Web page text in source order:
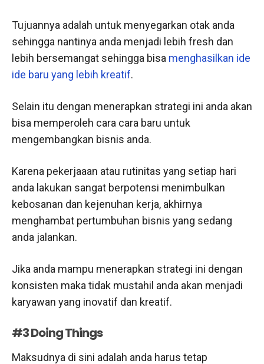
Tujuannya adalah untuk menyegarkan otak anda
sehingga nantinya anda menjadi lebih fresh dan
lebih bersemangat sehingga bisa menghasilkan ide
ide baru yang lebih kreatif.
Selain itu dengan menerapkan strategi ini anda akan
bisa memperoleh cara cara baru untuk
mengembangkan bisnis anda.
Karena pekerjaaan atau rutinitas yang setiap hari
anda lakukan sangat berpotensi menimbulkan
kebosanan dan kejenuhan kerja, akhirnya
menghambat pertumbuhan bisnis yang sedang
anda jalankan.
Jika anda mampu menerapkan strategi ini dengan
konsisten maka tidak mustahil anda akan menjadi
karyawan yang inovatif dan kreatif.
#3 Doing Things
Maksudnya di sini adalah anda harus tetap